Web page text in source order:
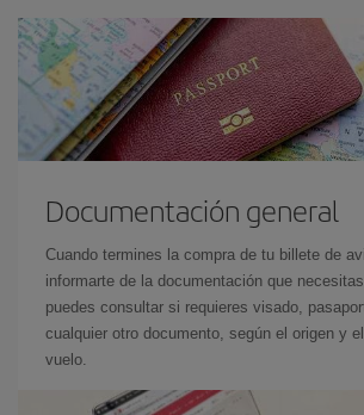
Documentación general
Cuando termines la compra de tu billete de
informarte de la documentación que
puedes consultar si requieres visado,
cualquier otro documento, según el origen y
vuelo.